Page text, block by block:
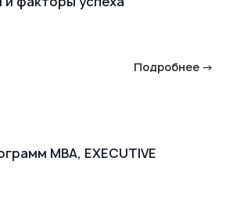
Подробнее →
MBA, EXECUTIVE